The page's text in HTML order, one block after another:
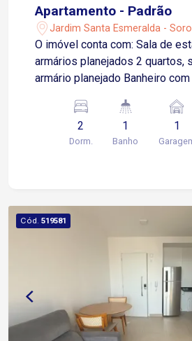
Apartamento - Padrão
Jardim Santa Esmeralda -
O imóvel conta com: Sala de estar Cozinha com
armários planejados 2 quartos,
armário planejado Banheiro
Jardim Santa Esmeralda,
de comércio, serviços e
facilitando o acesso a lojas,
serviços, entretenimento e
2
Dorm.
1
Banho
1
Cód. 519581